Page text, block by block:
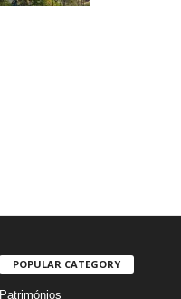
POPULAR CATEGORY
Patrimónios